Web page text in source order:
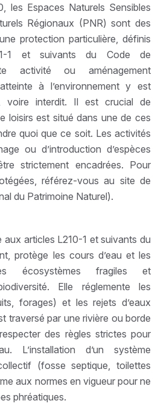
les Espaces Naturels Sensibles
Régionaux (PNR) sont des
protection particulière, définis
1 et suivants du Code de
activité ou aménagement
à l’environnement y est
voire interdit. Il est crucial de
loisirs est situé dans une de ces
quoi que ce soit. Les activités
ou d’introduction d’espèces
strictement encadrées. Pour
référez-vous au site de
du Patrimoine Naturel).
aux articles L210-1 et suivants du
protège les cours d’eau et les
écosystèmes fragiles et
Elle réglemente les
forages) et les rejets d’eaux
traversé par une rivière ou borde
des règles strictes pour
L’installation d’un système
(fosse septique, toilettes
aux normes en vigueur pour ne
phréatiques.